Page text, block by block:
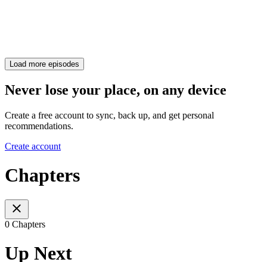
Load more episodes
Never lose your place, on any device
Create a free account to sync, back up, and get personal
recommendations.
Create account
Chapters
0 Chapters
Up Next